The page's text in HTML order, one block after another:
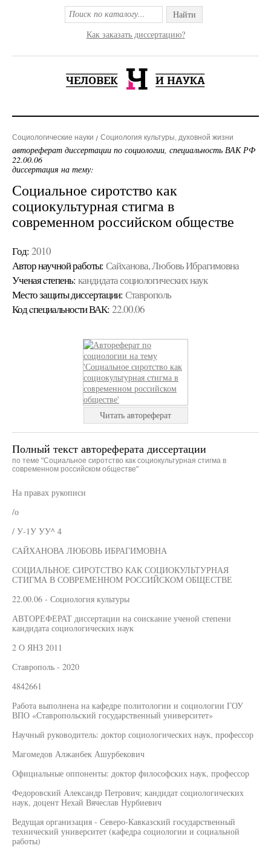
Найти
Как заказать диссертацию?
Социологические науки Социология культуры, духовной жизни
автореферат диссертации по социологии, специальность ВАК РФ
22.00.06
диссертация на тему:
Социальное сиротство как
социокультурная стигма в
современном российском обществе
Год: 2010
Автор научной работы: Сайханова, Любовь Ибрагимовна
Ученая cтепень: кандидата социологических наук
Место защиты диссертации: Ставрополь
Код cпециальности ВАК: 22.00.06
Читать автореферат
Полный текст автореферата диссертации
по теме "Социальное сиротство как социокультурная стигма в
современном российском обществе"
На правах рукописи
/о
/ У-1У УУ^ 4
САЙХАНОВА ЛЮБОВЬ ИБРАГИМОВНА
СОЦИАЛЬНОЕ СИРОТСТВО КАК СОЦИОКУЛЬТУРНАЯ
СТИГМА В СОВРЕМЕННОМ РОССИЙСКОМ ОБЩЕСТВЕ
22.00.06 - Социология культуры
АВТОРЕФЕРАТ диссертации на соискание ученой степени
кандидата социологических наук
2 О ЯНЗ 2011
Ставрополь - 2020
4842661
Работа выполнена на кафедре политологии и социологии ГОУ
ВПО «Ставропольский государственный университет»
Научный руководитель: доктор социологических наук, профессор
Магомедов Алжанбек Ашурбекович
Официальные оппоненты: доктор философских наук, профессор
Федоровский Александр Петрович; кандидат социологических
наук, доцент Нехай Вячеслав Нурбиевич
Ведущая организация - Северо-Кавказский государственный
технический университет (кафедра социологии и социальной
работы)